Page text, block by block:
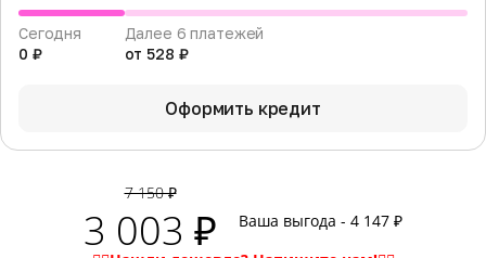
7 150 ₽
3 003 ₽ Ваша выгода - 4 147 ₽
Сегодня
0 ₽
Далее 6 платежей
от 528 ₽
Оформить кредит